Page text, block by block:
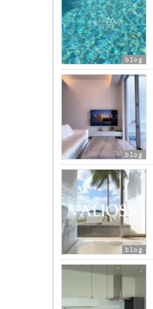
blog
blog
blog